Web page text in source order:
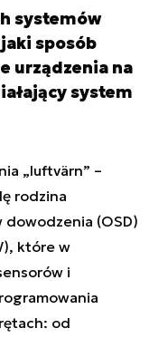
systemów
sposób
urządzenia na
system
„luftvärn” –
rodzina
(OSD)
które w
i
od